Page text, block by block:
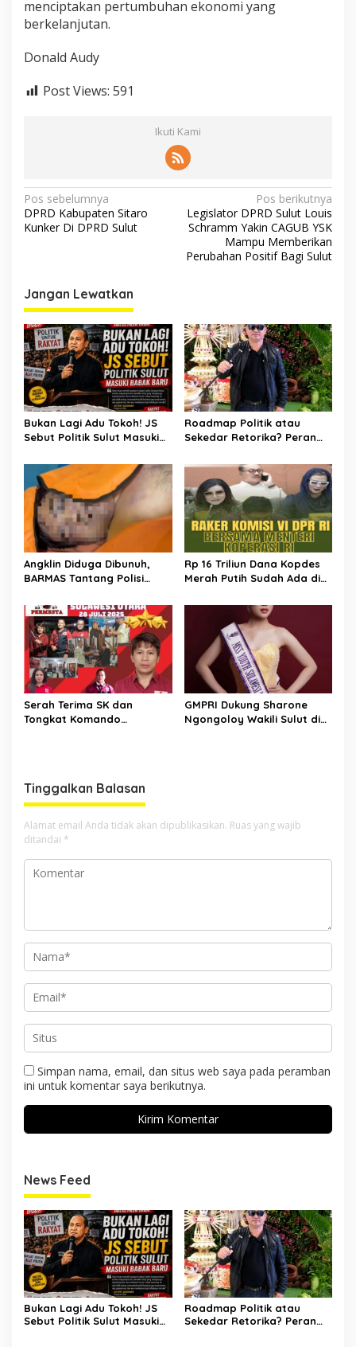
menciptakan pertumbuhan ekonomi yang
berkelanjutan.
Donald Audy
Post Views: 591
Ikuti Kami
Navigasi
pos
Pos sebelumnya
DPRD Kabupaten Sitaro
Kunker Di DPRD Sulut
Pos berikutnya
Legislator DPRD Sulut Louis
Schramm Yakin CAGUB YSK
Mampu Memberikan
Perubahan Positif Bagi Sulut
Jangan Lewatkan
Bukan Lagi Adu Tokoh! JS
Sebut Politik Sulut Masuki
Roadmap Politik atau
Sekedar Retorika? Peran
Jadi Sorotan
Angklin Diduga Dibunuh,
BARMAS Tantang Polisi
Rp 16 Triliun Dana Kopdes
Merah Putih Sudah Ada di
Persulit, Segera Salurkan
untuk Rakyat
Serah Terima SK dan
Tongkat Komando
GMPRI Dukung Sharone
Ngongoloy Wakili Sulut di
Tinggalkan Balasan
Alamat email Anda tidak akan dipublikasikan. Ruas yang wajib
ditandai *
Simpan nama, email, dan situs web saya pada peramban
ini untuk komentar saya berikutnya.
News Feed
Bukan Lagi Adu Tokoh! JS
Sebut Politik Sulut Masuki
Roadmap Politik atau
Sekedar Retorika? Peran